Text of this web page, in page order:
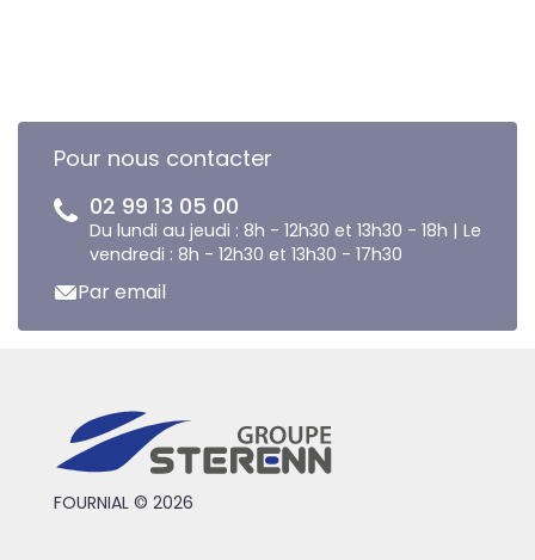
Pour nous contacter
02 99 13 05 00
Du lundi au jeudi : 8h - 12h30 et 13h30 - 18h | Le
vendredi : 8h - 12h30 et 13h30 - 17h30
Par email
FOURNIAL © 2026